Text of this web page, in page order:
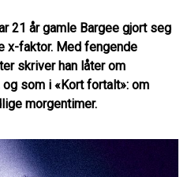
21 år gamle Bargee gjort seg
x-faktor. Med fengende
skriver han låter om
som i «Kort fortalt»: om
morgentimer.